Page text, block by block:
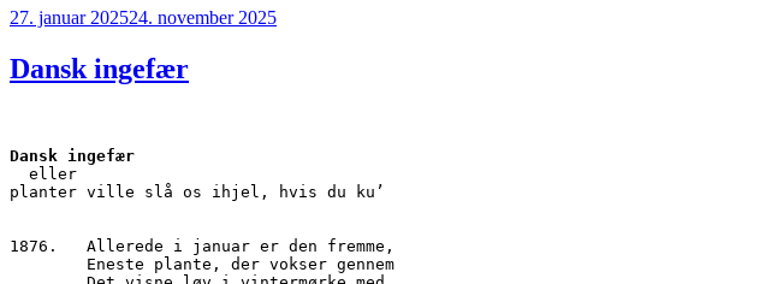
Udgivet
27. januar 202524. november 2025
Dansk ingefær
Dansk ingefær
  eller
planter ville slå os ihjel, hvis du ku’
1876.	Allerede i januar er den fremme,
        Eneste plante, der vokser gennem